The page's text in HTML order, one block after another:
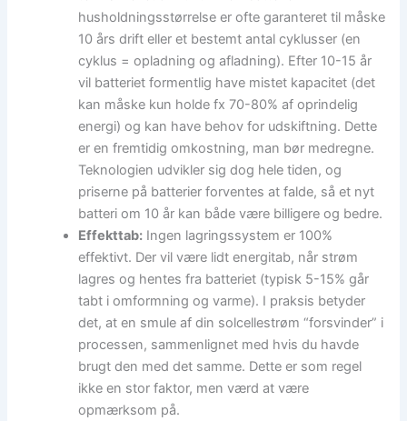
husholdningsstørrelse er ofte garanteret til måske
10 års drift eller et bestemt antal cyklusser (en
cyklus = opladning og afladning). Efter 10-15 år
vil batteriet formentlig have mistet kapacitet (det
kan måske kun holde fx 70-80% af oprindelig
energi) og kan have behov for udskiftning. Dette
er en fremtidig omkostning, man bør medregne.
Teknologien udvikler sig dog hele tiden, og
priserne på batterier forventes at falde, så et nyt
batteri om 10 år kan både være billigere og bedre.
Effekttab: Ingen lagringssystem er 100%
effektivt. Der vil være lidt energitab, når strøm
lagres og hentes fra batteriet (typisk 5-15% går
tabt i omformning og varme). I praksis betyder
det, at en smule af din solcellestrøm “forsvinder” i
processen, sammenlignet med hvis du havde
brugt den med det samme. Dette er som regel
ikke en stor faktor, men værd at være
opmærksom på.